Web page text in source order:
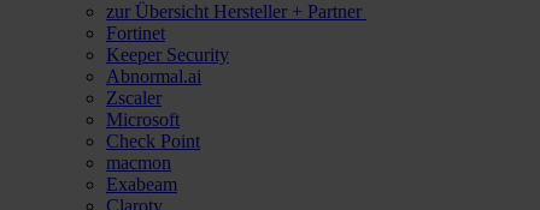
zur Übersicht Hersteller + Partner
Fortinet
Keeper Security
Abnormal.ai
Zscaler
Microsoft
Check Point
macmon
Exabeam